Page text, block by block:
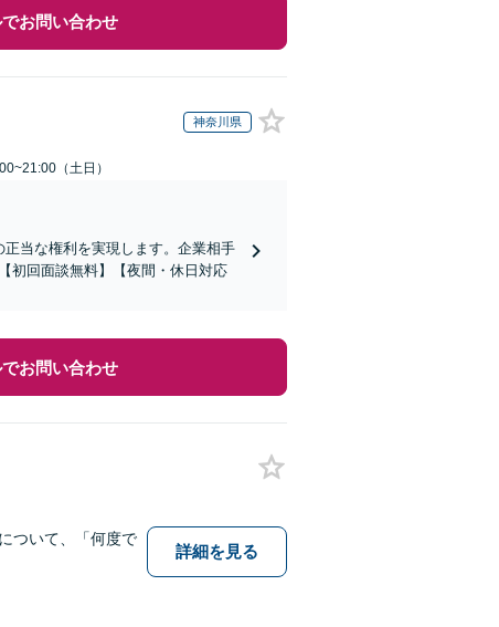
でお問い合わせ
神奈川県
（土日）
当な権利を実現します。企業相手
初回面談無料】【夜間・休日対応
でお問い合わせ
ついて、「何度で
詳細を見る